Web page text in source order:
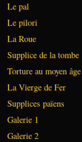
Le pal
Le pilori
La Roue
Supplice de la tombe
Torture au moyen âge
La Vierge de Fer
Supplices païens
Galerie 1
Galerie 2